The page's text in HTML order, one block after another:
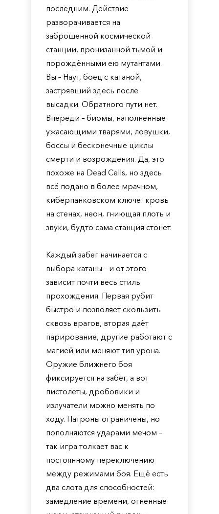
последним. Действие
разворачивается на
заброшенной космической
станции, пронизанной тьмой и
порождёнными ею мутантами.
Вы – Наут, боец с катаной,
застрявший здесь после
высадки. Обратного пути нет.
Впереди – биомы, наполненные
ужасающими тварями, ловушки,
боссы и бесконечные циклы
смерти и возрождения. Да, это
похоже на Dead Cells, но здесь
всё подано в более мрачном,
киберпанковском ключе: кровь
на стенах, неон, гниющая плоть и
звуки, будто сама станция стонет.
Каждый забег начинается с
выбора катаны – и от этого
зависит почти весь стиль
прохождения. Первая рубит
быстро и позволяет скользить
сквозь врагов, вторая даёт
парирование, другие работают с
магией или меняют тип урона.
Оружие ближнего боя
фиксируется на забег, а вот
пистолеты, дробовики и
излучатели можно менять по
ходу. Патроны ограничены, но
пополняются ударами мечом –
так игра толкает вас к
постоянному переключению
между режимами боя. Ещё есть
два слота для способностей:
замедление времени, огненные